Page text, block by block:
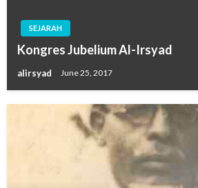
SEJARAH
Kongres Jubelium Al-Irsyad
alirsyad June 25, 2017